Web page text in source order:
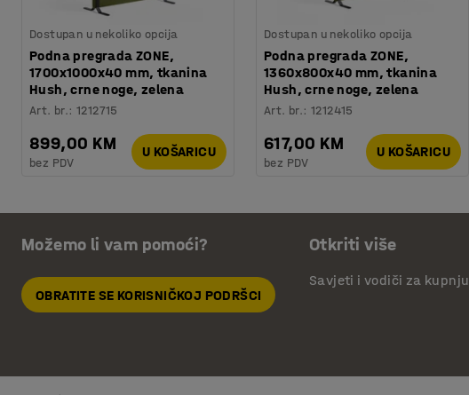
Dostupan u nekoliko opcija
Podna pregrada ZONE,
1700x1000x40 mm, tkanina
Hush, crne noge, zelena
Art. br.:1212715
899,00 KM
bez PDV
U KOŠARICU
Dostupan u nekoliko opcija
Podna pregrada ZONE,
1360x800x40 mm, tkanina
Hush, crne noge, zelena
Art. br.:1212415
617,00 KM
bez PDV
U KOŠARICU
Možemo li vam pomoći?
OBRATITE SE KORISNIČKOJ PODRŠCI
Otkriti više
Savjeti i vodiči za kupnju